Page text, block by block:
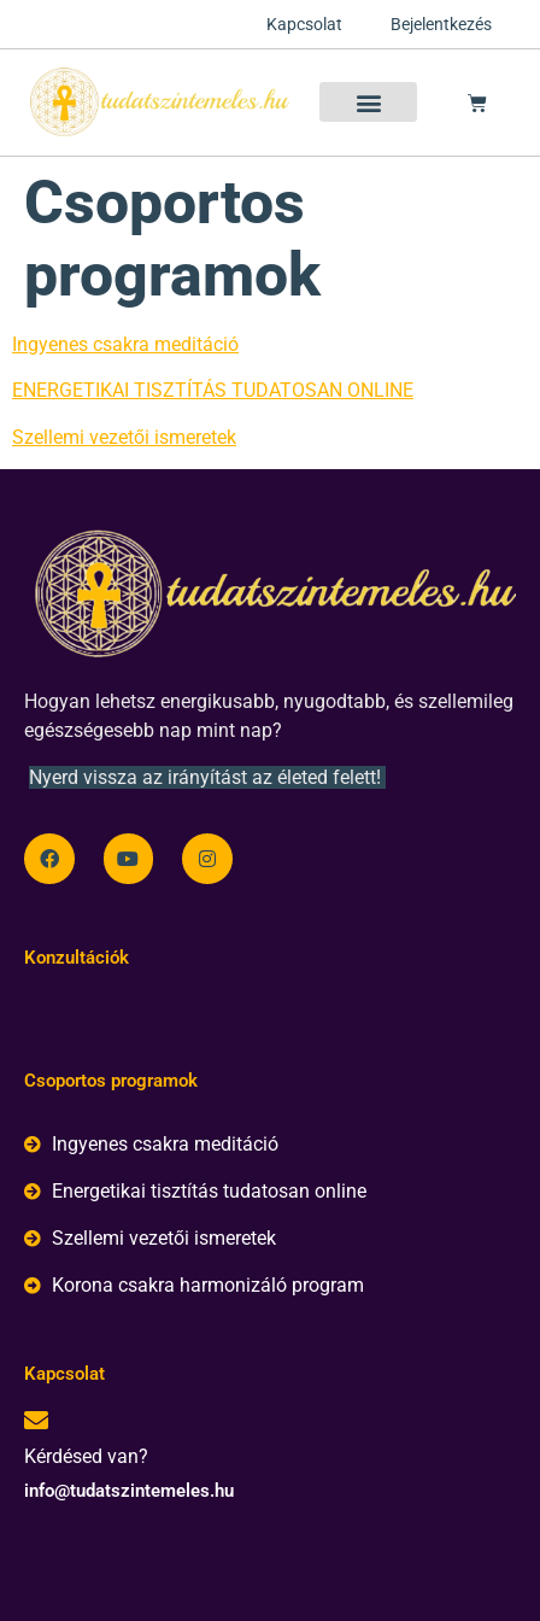
Kapcsolat Bejelentkezés
Csoportos
programok
Ingyenes csakra meditáció
ENERGETIKAI TISZTÍTÁS TUDATOSAN ONLINE
Szellemi vezetői ismeretek
Hogyan lehetsz energikusabb, nyugodtabb, és szellemileg
egészségesebb nap mint nap?
Nyerd vissza az irányítást az életed felett!
Konzultációk
Csoportos programok
Ingyenes csakra meditáció
Energetikai tisztítás tudatosan online
Szellemi vezetői ismeretek
Korona csakra harmonizáló program
Kapcsolat
Kérdésed van?
info@tudatszintemeles.hu